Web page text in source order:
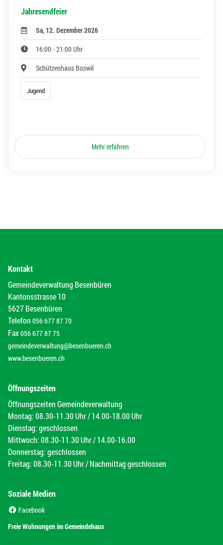
Jahresendfeier
Sa, 12. Dezember 2026
16:00 - 21:00 Uhr
Schützenhaus Boswil
Jugend
Mehr erfahren
Kontakt
Gemeindeverwaltung Besenbüren
Kantonsstrasse 10
5627 Besenbüren
Telefon 056 677 87 70
Fax056 677 87 75
gemeindeverwaltung@besenbueren.ch
www.besenbueren.ch
Öffnungszeiten
Öffnungszeiten Gemeindeverwaltung
Montag: 08.30-11.30 Uhr / 14.00-18.00 Uhr
Dienstag: geschlossen
Mittwoch: 08.30-11.30 Uhr / 14.00-16.00
Donnerstag: geschlossen
Freitag: 08.30-11.30 Uhr / Nachmittag geschlossen
Soziale Medien
Facebook
Freie Wohnungen im Gemeindehaus